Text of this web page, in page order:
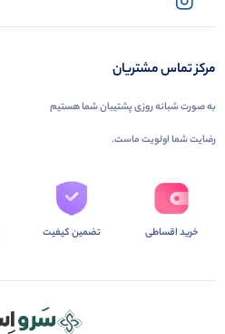
مرکز تماس مشتریان
به صورت شبانه روزی پشتیبان شما هستیم
رضایت شما اولویت ماست.
خرید اقساطی تضمین کیفیت